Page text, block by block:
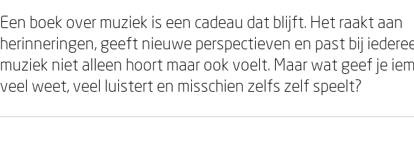
Een boek over muziek is een cadeau dat blijft. Het raakt aan
herinneringen, geeft nieuwe perspectieven en past bij
muziek niet alleen hoort maar ook voelt. Maar wat geef je
veel weet, veel luistert en misschien zelfs zelf speelt?